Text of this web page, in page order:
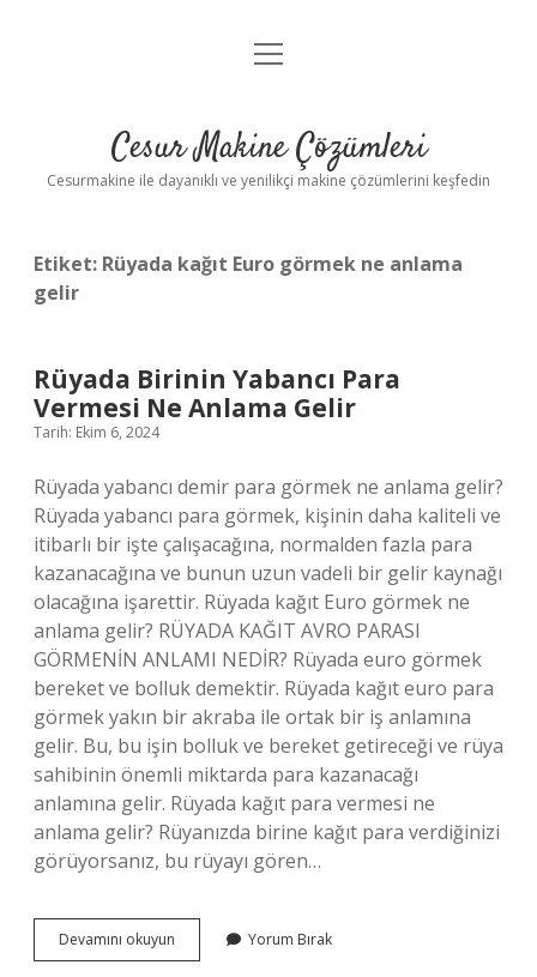
Anasayfa
Yasal Uyarı
menüyü
Cesur Makine Çözümleri
Cesurmakine ile dayanıklı ve yenilikçi makine çözümlerini keşfedin
Etiket: Rüyada kağıt Euro görmek ne anlama
gelir
Rüyada Birinin Yabancı Para
Vermesi Ne Anlama Gelir
Tarih: Ekim 6, 2024
Rüyada yabancı demir para görmek ne anlama gelir?
Rüyada yabancı para görmek, kişinin daha kaliteli ve
itibarlı bir işte çalışacağına, normalden fazla para
kazanacağına ve bunun uzun vadeli bir gelir kaynağı
olacağına işarettir. Rüyada kağıt Euro görmek ne
anlama gelir? RÜYADA KAĞIT AVRO PARASI
GÖRMENİN ANLAMI NEDİR? Rüyada euro görmek
bereket ve bolluk demektir. Rüyada kağıt euro para
görmek yakın bir akraba ile ortak bir iş anlamına
gelir. Bu, bu işin bolluk ve bereket getireceği ve rüya
sahibinin önemli miktarda para kazanacağı
anlamına gelir. Rüyada kağıt para vermesi ne
anlama gelir? Rüyanızda birine kağıt para verdiğinizi
görüyorsanız, bu rüyayı gören…
Devamını okuyun
Birinin
Yorum Bırak